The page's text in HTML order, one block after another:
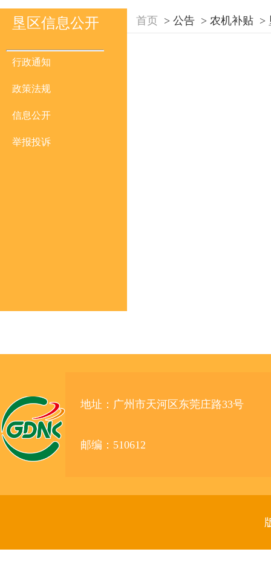
垦区信息公开
行政通知
政策法规
信息公开
举报投诉
首页 > 公告 > 农机补贴 >
地址：广州市天河区东莞庄路33号
邮编：510612